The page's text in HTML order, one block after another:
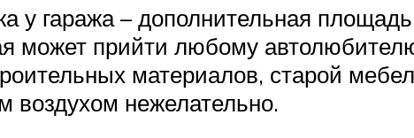
у гаража – дополнительная
может прийти любому
материалов, старой
воздухом нежелательно.